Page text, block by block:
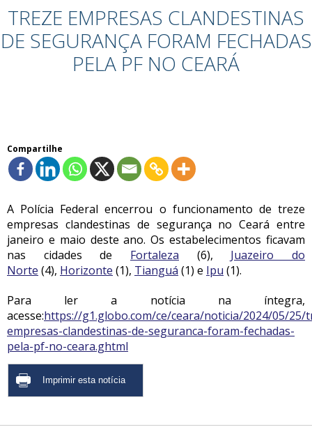
TREZE EMPRESAS CLANDESTINAS
DE SEGURANÇA FORAM FECHADAS
PELA PF NO CEARÁ
Compartilhe
A Polícia Federal encerrou o funcionamento de treze
empresas clandestinas de segurança no Ceará entre
janeiro e maio deste ano. Os estabelecimentos ficavam
nas cidades de Fortaleza (6), Juazeiro do
Norte (4), Horizonte (1), Tianguá (1) e Ipu (1).
Para ler a notícia na íntegra,
acesse:https://g1.globo.com/ce/ceara/noticia/2024/05/25/
empresas-clandestinas-de-seguranca-foram-fechadas-
pela-pf-no-ceara.ghtml